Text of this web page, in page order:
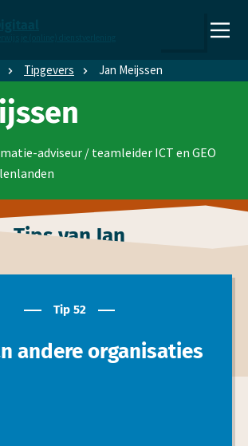
Tipgevers Jan Meijssen
adviseur / teamleider ICT en GEO
Tips van Jan
Tip 52
andere organisaties